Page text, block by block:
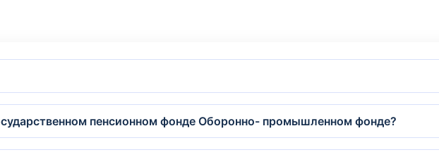
пенсионном фонде Оборонно- промышленном фонде?